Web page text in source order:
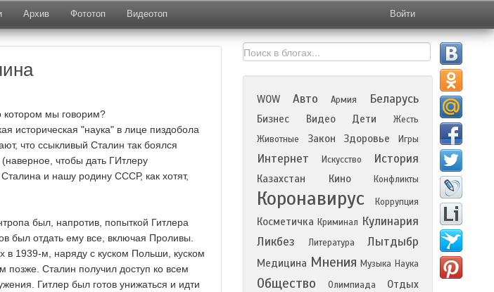
Архив Фототоп Видеотоп Войти
котором мы говорим?
историческая "наука" в лице пиздобола
что ссыкливый Сталин так боялся
(наверное, чтобы дать ГИтлеру
и нашу родину СССР, как хотят,
был, напротив, попыткой Гитлера
был отдать ему все, включая Проливы.
1939-м, наряду с куском Польши, куском
позже. Сталин получил доступ ко всем
Гитлер был готов унижаться и идти
WOW Авто Армия Беларусь
Бизнес Видео Дети
Жесть
Животные
Закон Здоровье Игры
Интернет Искусство История
Казахстан Кино Конфликты
Коронавирус Коррупция
Косметичка Криминал Кулинария
Ликбез
Литература Лытдыбр
Медицина Мнения Музыка Наука
Общество Олимпиада
Отдых